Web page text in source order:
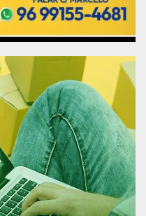
Ipixuna Miranda e
vez o barco se
e
Programa Justiça
parceiros:
Pública, Polícia
Federal, Incra,
Saúde e Assistência
Sebrae e